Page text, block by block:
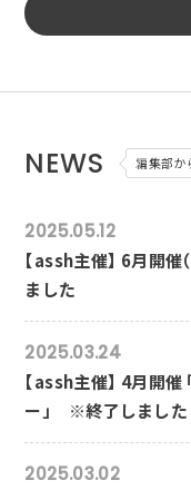
NEWS 編集部か
2025.05.12
【assh主催】 6月開
ました
2025.03.24
【assh主催】 4月開
ー」 ※終了しました
2025.03.02